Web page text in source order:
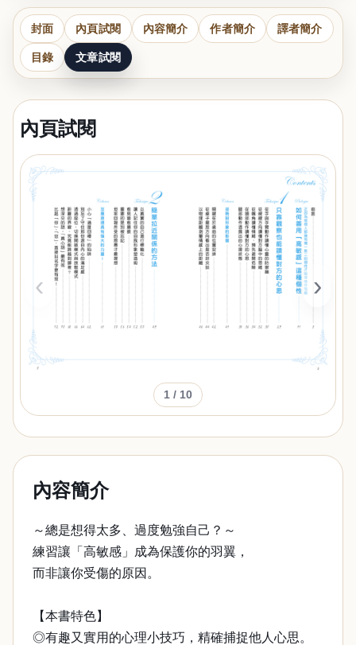
封面 內頁試閱 內容簡介 作者簡介 譯者簡介
目錄 文章試閱
內頁試閱
‹ ›
1 / 10
內容簡介
～總是想得太多、過度勉強自己？～
練習讓「高敏感」成為保護你的羽翼，
而非讓你受傷的原因。
【本書特色】
◎有趣又實用的心理小技巧，精確捕捉他人心思。